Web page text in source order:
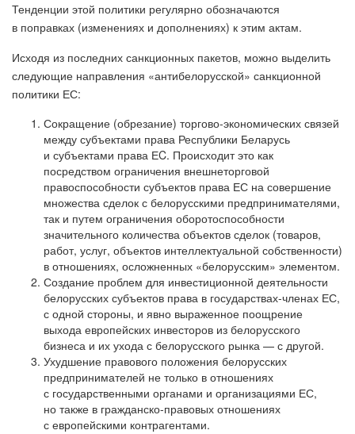
Тенденции этой политики регулярно обозначаются
в поправках (изменениях и дополнениях) к этим актам.
Исходя из последних санкционных пакетов, можно выделить
следующие направления «антибелорусской» санкционной
политики ЕС:
Сокращение (обрезание) торгово-экономических связей
между субъектами права Республики Беларусь
и субъектами права ЕC. Происходит это как
посредством ограничения внешнеторговой
правоспособности субъектов права ЕС на совершение
множества сделок с белорусскими предпринимателями,
так и путем ограничения оборотоспособности
значительного количества объектов сделок (товаров,
работ, услуг, объектов интеллектуальной собственности)
в отношениях, осложненных «белорусским» элементом.
Создание проблем для инвестиционной деятельности
белорусских субъектов права в государствах-членах ЕС,
с одной стороны, и явно выраженное поощрение
выхода европейских инвесторов из белорусского
бизнеса и их ухода с белорусского рынка — с другой.
Ухудшение правового положения белорусских
предпринимателей не только в отношениях
с государственными органами и организациями ЕС,
но также в гражданско-правовых отношениях
с европейскими контрагентами.